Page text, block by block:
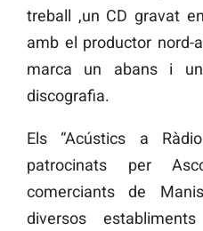
treball ,un CD gravat
amb el productor nord-
marca un abans i
discografia.
Els “Acústics a
patrocinats per
comerciants de
diversos